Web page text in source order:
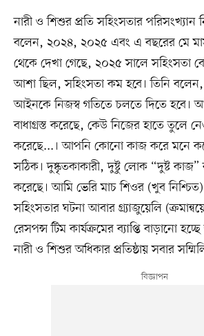
নারী ও শিশুর প্রতি সহিংসতার পরিসংখ্যান
বলেন, ২০২৪, ২০২৫ এবং এ বছরের মে মাস
থেকে দেখা গেছে, ২০২৫ সালে সহিংসতা
আশা ছিল, সহিংসতা কম হবে। তিনি
আইনকে নিজস্ব গতিতে চলতে দিতে
বাধাগ্রস্ত করেছে, কেউ নিজের হাতে তুলে
করেছে...। আপনি কোনো কাজ করে মনে
সঠিক। দুষ্কৃতকাকারী, দুষ্টু লোক “দুষ্ট
করেছে। আমি ভেরি মাচ শিওর (খুব
সহিংসতার ঘটনা আবার গ্র্যাজুয়েলি
রেসপন্স টিম কার্যক্রমের ব্যাপ্তি বাড়ানো
নারী ও শিশুর অধিকার প্রতিষ্ঠায় সবার